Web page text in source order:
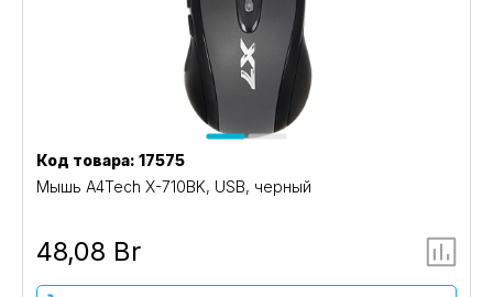
Код товара: 17575
Мышь A4Tech X-710BK, USB, черный
48,08 Br